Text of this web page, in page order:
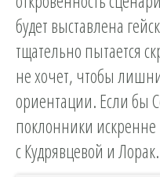
будет выставлена
тщательно пытается
не хочет, чтобы
ориентации. Если бы
поклонники искренне
с Кудрявцевой и Лорак.